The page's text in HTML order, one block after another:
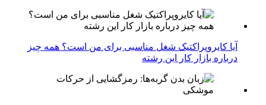
آیا کایروپراکتیک شغل مناسبی برای من است؟ همه چیز
درباره بازار کار این رشته